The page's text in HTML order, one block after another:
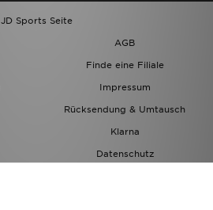
JD Sports Seite
AGB
Finde eine Filiale
Impressum
Rücksendung & Umtausch
Klarna
Datenschutz